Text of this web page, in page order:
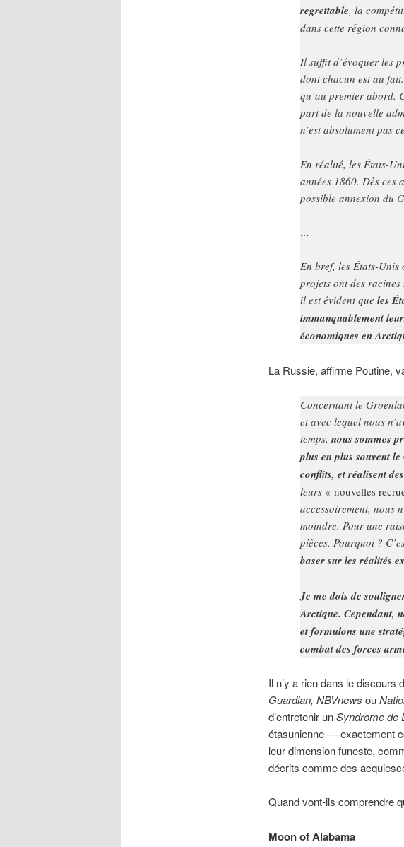
regrettable, la
dans cette région
Il suffit d’évoquer les
dont chacun est au
qu’au premier abord.
part de la nouvelle
n’est absolument pas
En réalité, les États-
années 1860. Dès ces
possible annexion du
…
En bref, les États-Unis
projets ont des racines
il est évident que les
immanquablement
économiques en
La Russie, affirme Poutine,
Concernant le
et avec lequel nous
temps, nous sommes
plus en plus souvent
conflits, et réalisent
leurs « nouvelles
accessoirement, nous
moindre. Pour une
pièces. Pourquoi ?
baser sur les réalités
Je me dois de
Arctique. Cependant,
et formulons une
combat des forces
Il n’y a rien dans le discours
Guardian, NBVnews ou
d’entretenir unSyndrome de
étasunienne — exactement
leur dimension funeste,
décrits comme des
Quand vont-ils comprendre
Moon of Alabama